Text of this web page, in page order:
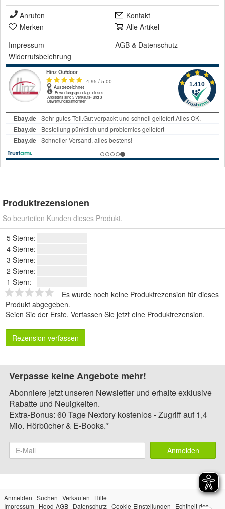
Anrufen
Kontakt
Merken
Alle Artikel
Impressum
AGB & Datenschutz
Widerrufsbelehrung
Produktrezensionen
So beurteilen Kunden dieses Produkt.
5 Sterne:
4 Sterne:
3 Sterne:
2 Sterne:
1 Stern:
Es wurde noch keine Produktrezension für dieses
Produkt abgegeben.
Seien Sie der Erste. Verfassen Sie jetzt eine Produktrezension.
Rezension verfassen
Verpasse keine Angebote mehr!
Abonniere jetzt unseren Newsletter und erhalte exklusive
Rabatte und Neuigkeiten.
Extra-Bonus: 60 Tage Nextory kostenlos - Zugriff auf 1,4
Mio. Hörbücher & E-Books.*
Anmelden
Anmelden Suchen Verkaufen
Hilfe
Impressum
Hood-AGB Datenschutz Cookie-Einstellungen Echtheit der